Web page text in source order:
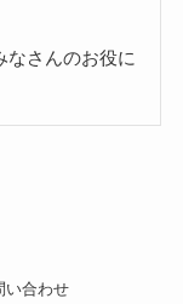
なさんのお役に
い合わせ